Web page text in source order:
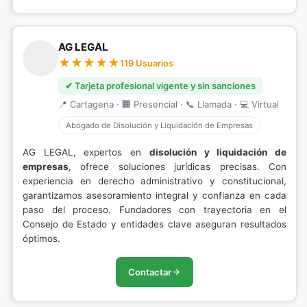
AG LEGAL
119 Usuarios
✔ Tarjeta profesional vigente y sin sanciones
📍 Cartagena · 🏢 Presencial · 📞 Llamada · 💻 Virtual
Abogado de Disolución y Liquidación de Empresas
AG LEGAL, expertos en disolución y liquidación de
empresas, ofrece soluciones jurídicas precisas. Con
experiencia en derecho administrativo y constitucional,
garantizamos asesoramiento integral y confianza en cada
paso del proceso. Fundadores con trayectoria en el
Consejo de Estado y entidades clave aseguran resultados
óptimos.
Contactar